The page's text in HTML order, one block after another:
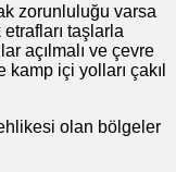
varsa
etrafları taşlarla
açılmalı ve çevre
içi yolları çakıl
olan bölgeler